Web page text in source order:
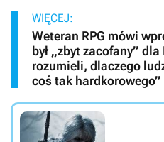
WIĘCEJ:
Weteran RPG mówi
był „zbyt zacofany”
rozumieli, dlaczego
coś tak hardkorowego”